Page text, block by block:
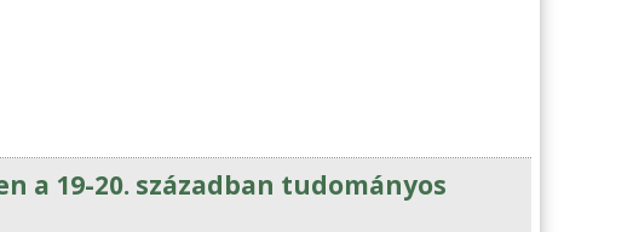
a 19-20. században tudományos